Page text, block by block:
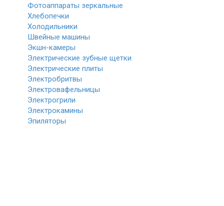
Фотоаппараты зеркальные
Хлебопечки
Холодильники
Швейные машины
Экшн-камеры
Электрические зубные щетки
Электрические плиты
Электробритвы
Электровафельницы
Электрогрили
Электрокамины
Эпиляторы